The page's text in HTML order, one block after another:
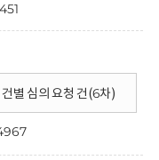
별 심의 요청 건(6차)